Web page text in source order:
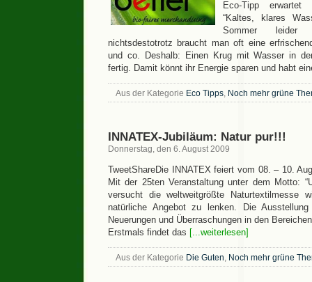
Eco-Tipp erwartet
“Kaltes, klares
Sommer
nichtsdestotrotz braucht man oft eine
und co. Deshalb: Einen Krug mit Wasser in
fertig. Damit könnt ihr Energie sparen und habt
Aus der Kategorie Eco Tipps, Noch mehr grüne
INNATEX-Jubiläum: Natur pur!!!
Donnerstag, den 6. August 2009
TweetShareDie INNATEX feiert vom 08. – 10.
Mit der 25ten Veranstaltung unter dem Motto:
versucht die weltweitgrößte Naturtextilmesse
natürliche Angebot zu lenken. Die
Neuerungen und Überraschungen in den
Erstmals findet das [...weiterlesen]
Aus der Kategorie Die Guten, Noch mehr grüne